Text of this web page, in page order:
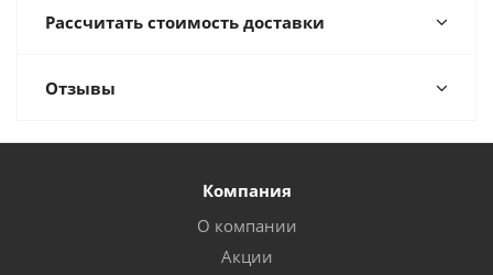
Рассчитать стоимость доставки
Отзывы
Компания
О компании
Акции